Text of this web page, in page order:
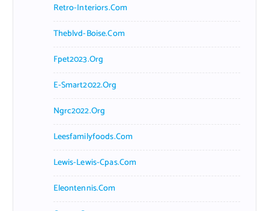
Retro-Interiors.com
Theblvd-Boise.com
Fpet2023.org
E-Smart2022.org
Ngrc2022.org
Leesfamilyfoods.com
Lewis-Lewis-Cpas.com
Eleontennis.com